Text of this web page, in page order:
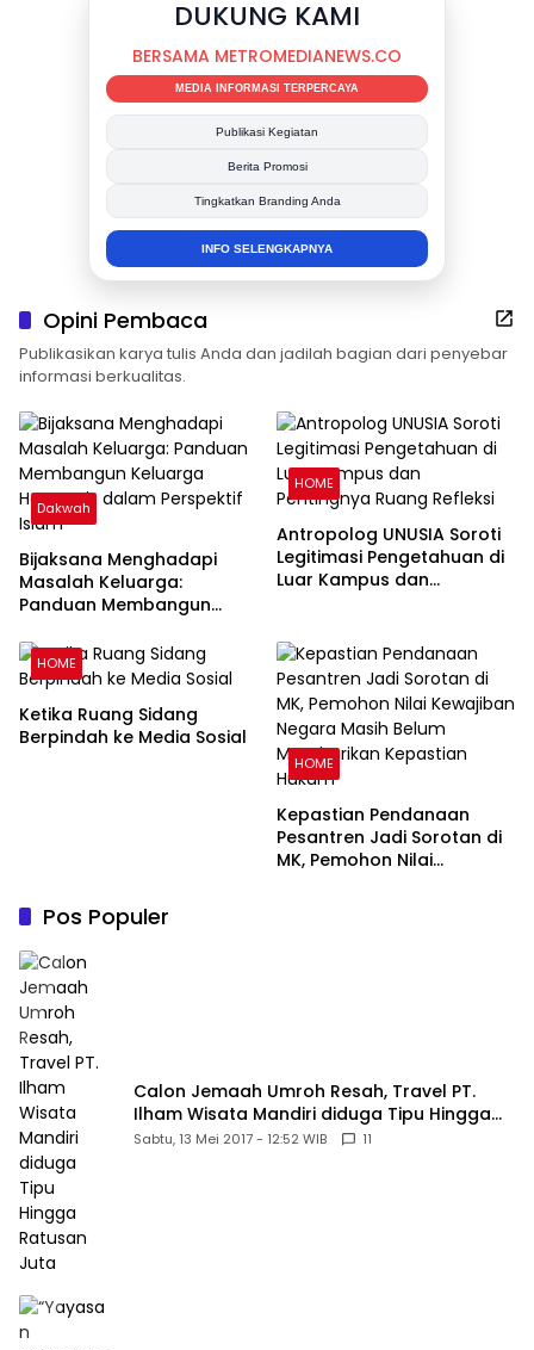
DUKUNG KAMI
BERSAMA METROMEDIANEWS.CO
MEDIA INFORMASI TERPERCAYA
Publikasi Kegiatan
Berita Promosi
Tingkatkan Branding Anda
INFO SELENGKAPNYA
Opini Pembaca
Publikasikan karya tulis Anda dan jadilah bagian dari penyebar
informasi berkualitas.
Dakwah
Bijaksana Menghadapi
Masalah Keluarga:
Panduan Membangun
Perspektif Islam
HOME
Antropolog UNUSIA Soroti
Legitimasi Pengetahuan di
Luar Kampus dan
HOME
Ketika Ruang Sidang
Berpindah ke Media Sosial
HOME
Kepastian Pendanaan
Pesantren Jadi Sorotan di
MK, Pemohon Nilai
Pos Populer
Calon Jemaah Umroh Resah, Travel PT.
Ilham Wisata Mandiri diduga Tipu Hingga
Ratusan Juta
Sabtu, 13 Mei 2017 - 12:52 WIB 11